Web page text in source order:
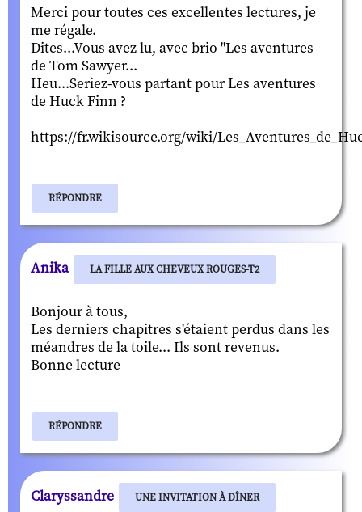
Merci pour toutes ces excellentes lectures, je
me régale.
Dites...Vous avez lu, avec brio "Les aventures
de Tom Sawyer...
Heu...Seriez-vous partant pour Les aventures
de Huck Finn ?
https://fr.wikisource.org/wiki/
RÉPONDRE
Anika LA FILLE AUX CHEVEUX ROUGES-T2
Bonjour à tous,
Les derniers chapitres s'étaient perdus dans les
méandres de la toile... Ils sont revenus.
Bonne lecture
RÉPONDRE
Claryssandre UNE INVITATION À DÎNER